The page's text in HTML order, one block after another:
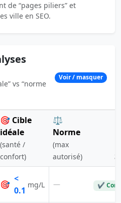
de “pages piliers” et
ville en SEO.
vs “norme
Voir / masquer
🎯 Cible
idéale
(santé /
confort)
⚖️
Norme
(max
autorisé)
🎯
<
0.1
mg/L — ✔